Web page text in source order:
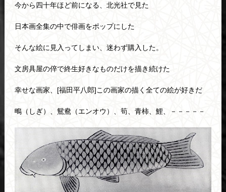
今から四十年ほど前になる、北光社で見た
日本画全集の中で俳画をポップにした
そんな絵に見入ってしまい、迷わず購入した。
文房具屋の倅で終生好きなものだけを描き続けた
幸せな画家、[福田平八郎]この画家の描く全ての絵が好きだ
鴫（しぎ）、鴛鴦（エンオウ）、筍、青柿、鯉、－－－－－